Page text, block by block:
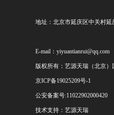
地址：北京市延庆区中关村延
E-mail：yiyuantianrui@qq.com
版权所有：艺源天瑞（北京
京ICP备19025209号-1
公安备案号:11022902000420
技术支持： 艺源天瑞